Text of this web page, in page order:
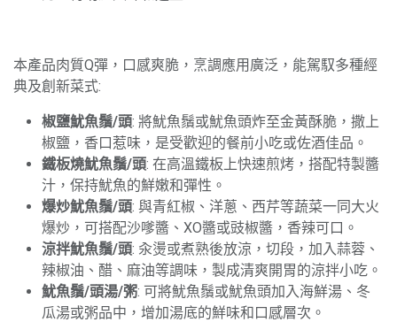
本產品肉質Q彈，口感爽脆，烹調應用廣泛，能駕馭多種經
典及創新菜式:
椒鹽魷魚鬚/頭: 將魷魚鬚或魷魚頭炸至金黃酥脆，撒上
椒鹽，香口惹味，是受歡迎的餐前小吃或佐酒佳品。
鐵板燒魷魚鬚/頭: 在高溫鐵板上快速煎烤，搭配特製醬
汁，保持魷魚的鮮嫩和彈性。
爆炒魷魚鬚/頭: 與青紅椒、洋蔥、西芹等蔬菜一同大火
爆炒，可搭配沙嗲醬、XO醬或豉椒醬，香辣可口。
涼拌魷魚鬚/頭: 汆燙或煮熟後放涼，切段，加入蒜蓉、
辣椒油、醋、麻油等調味，製成清爽開胃的涼拌小吃。
魷魚鬚/頭湯/粥: 可將魷魚鬚或魷魚頭加入海鮮湯、冬
瓜湯或粥品中，增加湯底的鮮味和口感層次。